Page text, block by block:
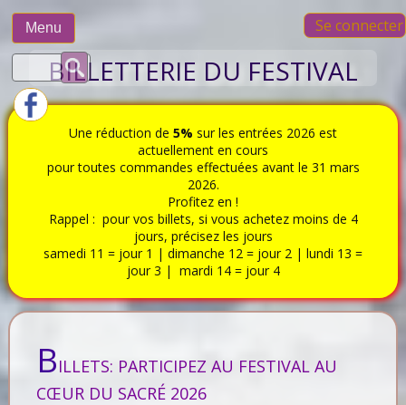
Menu Se connecter
Rechercher :BILLETTERIE DU FESTIVAL
Une réduction de 5% sur les entrées 2026 est
actuellement en cours
pour toutes commandes effectuées avant le 31 mars
2026.
Profitez en !
Rappel : pour vos billets, si vous achetez moins de 4
jours, précisez les jours
samedi 11 = jour 1 | dimanche 12 = jour 2 | lundi 13 =
jour 3 | mardi 14 = jour 4
BILLETS: PARTICIPEZ AU FESTIVAL AU
CŒUR DU SACRÉ 2026